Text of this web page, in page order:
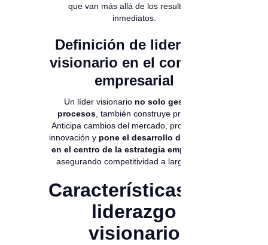
que van más allá de los resultados
inmediatos.
Definición de liderazgo
visionario en el contexto
empresarial
Un líder visionario no solo gestiona
procesos , también construye propósito.
Anticipa cambios del mercado, promueve la
innovación y pone el desarrollo del talento
en el centro de la estrategia empresarial
asegurando competitividad a largo plazo.
Características del
liderazgo
visionario